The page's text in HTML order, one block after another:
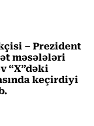
– Prezident
məsələləri
“X”dəki
keçirdiyi